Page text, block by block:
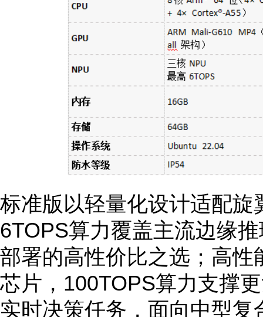
标准版以轻量化设计适配旋
6TOPS算力覆盖主流边缘
部署的高性价比之选；高
芯片，100TOPS算力支撑
实时决策任务，面向中型